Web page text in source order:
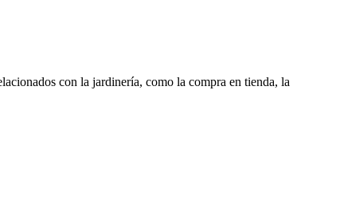
con la jardinería, como la compra en tienda, la